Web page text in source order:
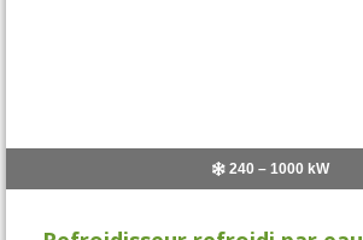
240 – 1000 kW